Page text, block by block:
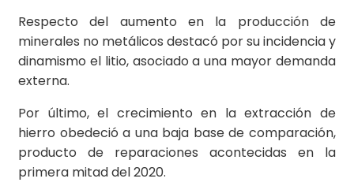
Respecto del aumento en la producción de
minerales no metálicos destacó por su incidencia y
dinamismo el litio, asociado a una mayor demanda
externa.
Por último, el crecimiento en la extracción de
hierro obedeció a una baja base de comparación,
producto de reparaciones acontecidas en la
primera mitad del 2020.